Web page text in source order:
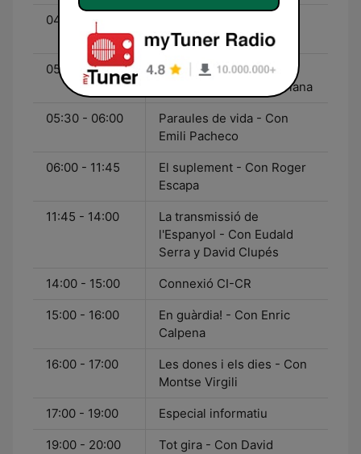
04:00 - 05:00
Quico Pi de la Serra
05:00 - 05:30
Mans (El suplement) -
Quim Rutllant y Ester Plana
05:30 - 06:00
Paraules de vida - Con
Emili Pacheco
06:00 - 11:45
El suplement - Con Roger
Escapa
11:45 - 14:00
La transmissió de
l'Espanyol - Con Eudald
Serra y David Clupés
14:00 - 15:00 Connexió CI-CR
15:00 - 16:00
En guàrdia! - Con Enric
Calpena
16:00 - 17:00
Les dones i els dies - Con
Montse Virgili
17:00 - 19:00 Especial informatiu
19:00 - 20:00
Tot gira - Con David